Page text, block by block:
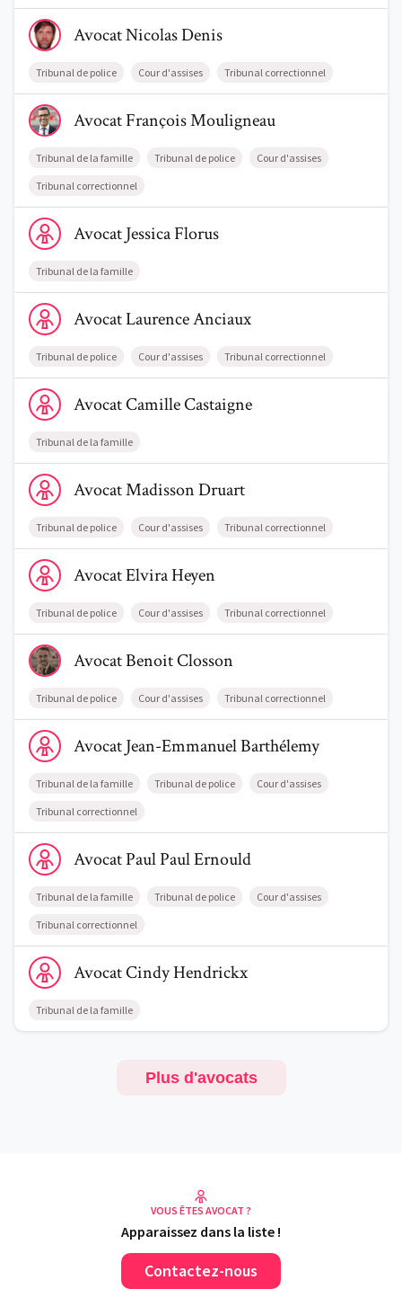
Voir le profil de AvocatNicolas Denis
AvocatNicolasDenis
Tribunal de police Cour d'assises Tribunal correctionnel
Voir le profil de AvocatFrançois Mouligneau
AvocatFrançoisMouligneau
Tribunal de la famille Tribunal de police Cour d'assises
Tribunal correctionnel
Voir le profil de AvocatJessica Florus
AvocatJessicaFlorus
Tribunal de la famille
Voir le profil de AvocatLaurence Anciaux
AvocatLaurenceAnciaux
Tribunal de police Cour d'assises Tribunal correctionnel
Voir le profil de AvocatCamille Castaigne
AvocatCamilleCastaigne
Tribunal de la famille
Voir le profil de AvocatMadisson Druart
AvocatMadissonDruart
Tribunal de police Cour d'assises Tribunal correctionnel
Voir le profil de AvocatElvira Heyen
AvocatElviraHeyen
Tribunal de police Cour d'assises Tribunal correctionnel
Voir le profil de AvocatBenoit Closson
AvocatBenoitClosson
Tribunal de police Cour d'assises Tribunal correctionnel
Voir le profil de AvocatJean-Emmanuel Barthélemy
AvocatJean-EmmanuelBarthélemy
Tribunal de la famille Tribunal de police Cour d'assises
Tribunal correctionnel
Voir le profil de AvocatPaul Paul Ernould
AvocatPaulPaul Ernould
Tribunal de la famille Tribunal de police Cour d'assises
Tribunal correctionnel
Voir le profil de AvocatCindy Hendrickx
AvocatCindyHendrickx
Tribunal de la famille
Plus d'avocats
VOUS ÊTES AVOCAT ?
Apparaissez dans la liste !
Contactez-nous